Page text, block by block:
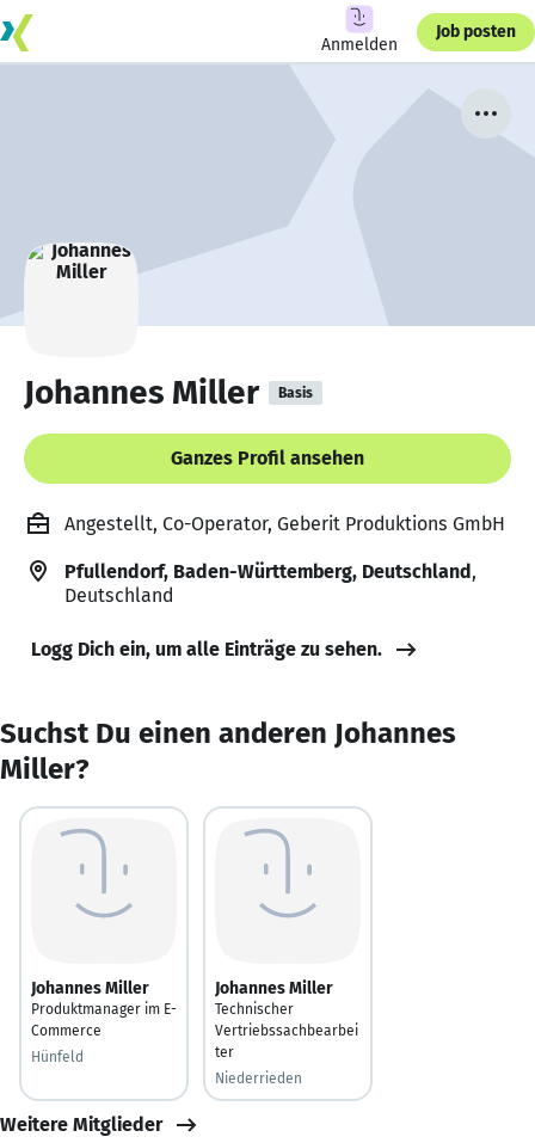
Anmelden
Job posten
Johannes Miller Basis
Ganzes Profil ansehen
Angestellt, Co-Operator, Geberit Produktions GmbH
Pfullendorf, Baden-Württemberg, Deutschland,
Deutschland
Logg Dich ein, um alle Einträge zu sehen.
Suchst Du einen anderen Johannes
Miller?
Johannes Miller
Produktmanager im E-
Commerce
Hünfeld
Johannes Miller
Technischer
Vertriebssachbearbei
ter
Niederrieden
Weitere Mitglieder